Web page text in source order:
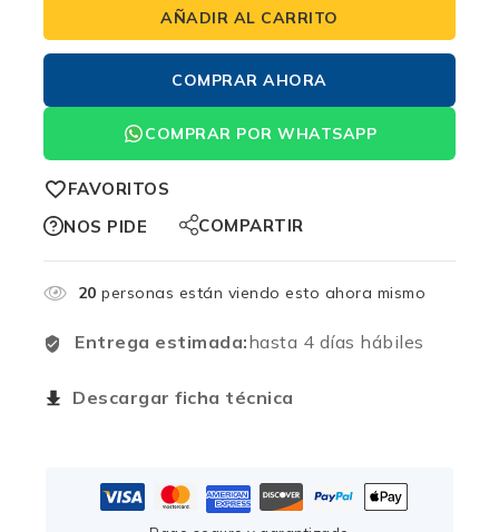
AÑADIR AL CARRITO
COMPRAR AHORA
COMPRAR POR WHATSAPP
FAVORITOS
NOS PIDE
COMPARTIR
20 personas están viendo esto ahora mismo
Entrega estimada:hasta 4 días hábiles
Descargar ficha técnica